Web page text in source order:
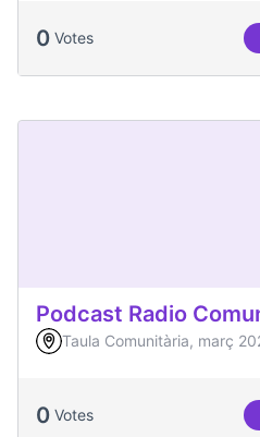
0 Votes
Podcast Radio
Taula Comunitària, març
0 Votes